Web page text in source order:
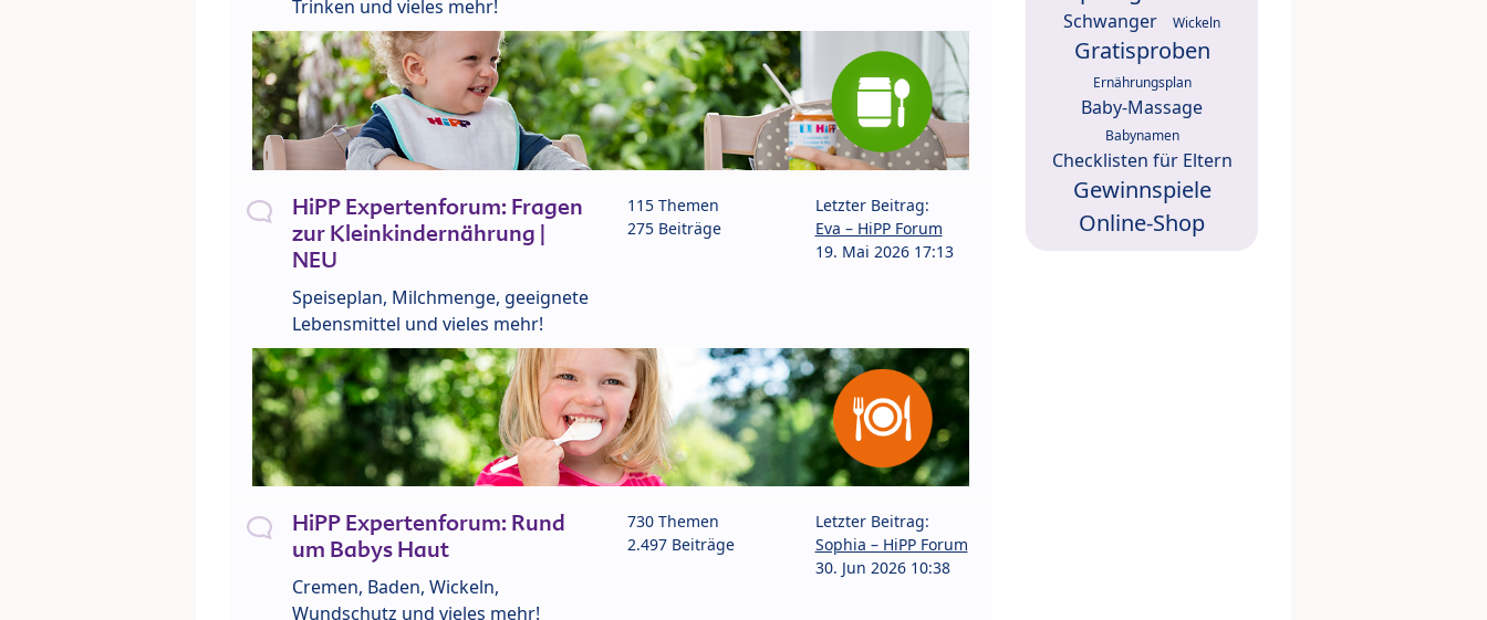
Trinken und vieles mehr!
HiPP Expertenforum: Fragen
zur Kleinkindernährung |
NEU
Speiseplan, Milchmenge, geeignete
Lebensmittel und vieles mehr!
115 Themen
275 Beiträge
Letzter Beitrag:
Eva – HiPP Forum
19. Mai 2026 17:13
HiPP Expertenforum: Rund
um Babys Haut
Cremen, Baden, Wickeln,
Wundschutz und vieles mehr!
730 Themen
2.497 Beiträge
Letzter Beitrag:
Sophia – HiPP Forum
30. Jun 2026 10:38
Schwanger Wickeln
Gratisproben
Ernährungsplan
Baby-Massage
Babynamen
Checklisten für Eltern
Gewinnspiele
Online-Shop